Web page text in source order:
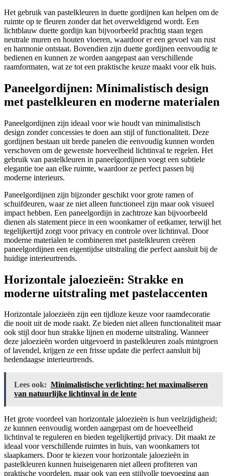
Het gebruik van pastelkleuren in duette gordijnen kan helpen om de
ruimte op te fleuren zonder dat het overweldigend wordt. Een
lichtblauw duette gordijn kan bijvoorbeeld prachtig staan tegen
neutrale muren en houten vloeren, waardoor er een gevoel van rust
en harmonie ontstaat. Bovendien zijn duette gordijnen eenvoudig te
bedienen en kunnen ze worden aangepast aan verschillende
raamformaten, wat ze tot een praktische keuze maakt voor elk huis.
Paneelgordijnen: Minimalistisch design
met pastelkleuren en moderne materialen
Paneelgordijnen zijn ideaal voor wie houdt van minimalistisch
design zonder concessies te doen aan stijl of functionaliteit. Deze
gordijnen bestaan uit brede panelen die eenvoudig kunnen worden
verschoven om de gewenste hoeveelheid lichtinval te regelen. Het
gebruik van pastelkleuren in paneelgordijnen voegt een subtiele
elegantie toe aan elke ruimte, waardoor ze perfect passen bij
moderne interieurs.
Paneelgordijnen zijn bijzonder geschikt voor grote ramen of
schuifdeuren, waar ze niet alleen functioneel zijn maar ook visueel
impact hebben. Een paneelgordijn in zachtroze kan bijvoorbeeld
dienen als statement piece in een woonkamer of eetkamer, terwijl het
tegelijkertijd zorgt voor privacy en controle over lichtinval. Door
moderne materialen te combineren met pastelkleuren creëren
paneelgordijnen een eigentijdse uitstraling die perfect aansluit bij de
huidige interieurtrends.
Horizontale jaloezieën: Strakke en
moderne uitstraling met pastelaccenten
Horizontale jaloezieën zijn een tijdloze keuze voor raamdecoratie
die nooit uit de mode raakt. Ze bieden niet alleen functionaliteit maar
ook stijl door hun strakke lijnen en moderne uitstraling. Wanneer
deze jaloezieën worden uitgevoerd in pastelkleuren zoals mintgroen
of lavendel, krijgen ze een frisse update die perfect aansluit bij
hedendaagse interieurtrends.
Lees ook: Minimalistische verlichting: het maximaliseren
van natuurlijke lichtinval in de lente
Het grote voordeel van horizontale jaloezieën is hun veelzijdigheid;
ze kunnen eenvoudig worden aangepast om de hoeveelheid
lichtinval te reguleren en bieden tegelijkertijd privacy. Dit maakt ze
ideaal voor verschillende ruimtes in huis, van woonkamers tot
slaapkamers. Door te kiezen voor horizontale jaloezieën in
pastelkleuren kunnen huiseigenaren niet alleen profiteren van
praktische voordelen, maar ook van een stijlvolle toevoeging aan